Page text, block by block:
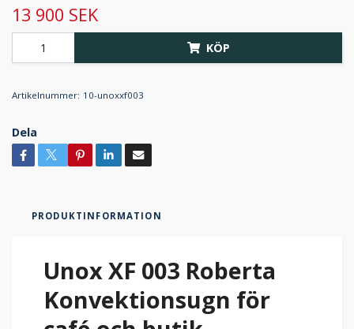
13 900 SEK
KÖP
Artikelnummer: 10-unoxxf003
Dela
PRODUKTINFORMATION
Unox XF 003 Roberta
Konvektionsugn för